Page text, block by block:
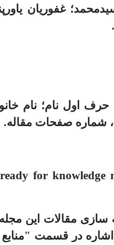
(1392). تحلیل رابطة فرهنگ سازمانی
اول نام؛ نام
شماره صفحات مقاله.
for knowledge